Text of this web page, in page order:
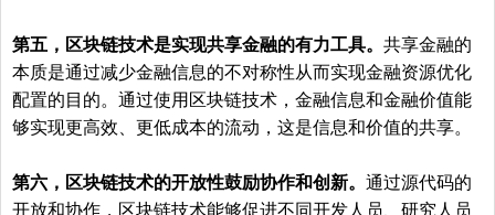
第五，区块链技术是实现共享金融的有力工具。 共享金融的
本质是通过减少金融信息的不对称性从而实现金融资源优化
配置的目的。通过使用区块链技术，金融信息和金融价值能
够实现更高效、更低成本的流动，这是信息和价值的共享。
第六，区块链技术的开放性鼓励协作和创新。 通过源代码的
开放和协作，区块链技术能够促进不同开发人员、研究人员